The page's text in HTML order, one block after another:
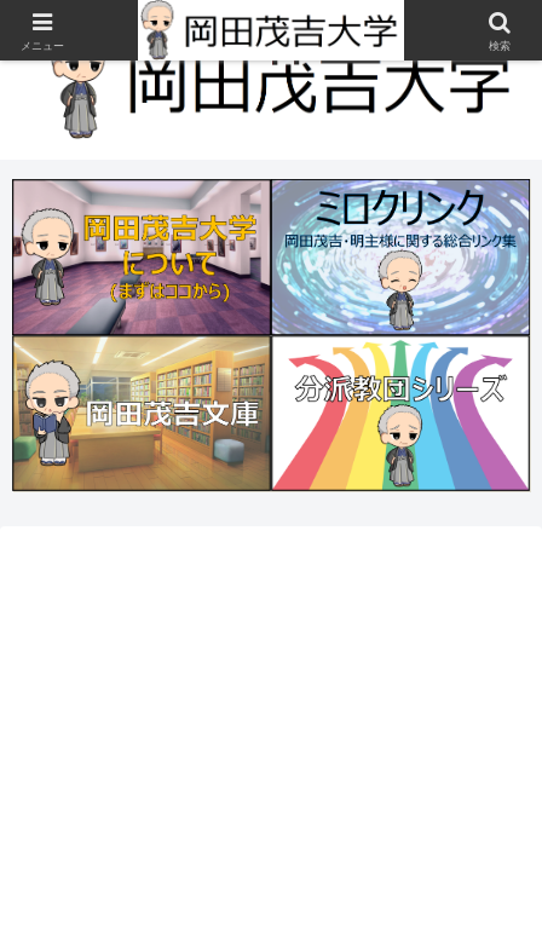
メニュー 検索